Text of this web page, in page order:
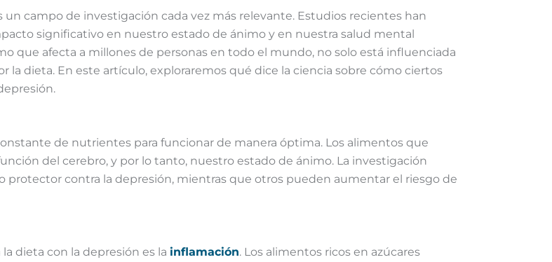
un campo de investigación cada vez más relevante. Estudios recientes han
significativo en nuestro estado de ánimo y en nuestra salud mental
que afecta a millones de personas en todo el mundo, no solo está influenciada
dieta. En este artículo, exploraremos qué dice la ciencia sobre cómo ciertos
de nutrientes para funcionar de manera óptima. Los alimentos que
del cerebro, y por lo tanto, nuestro estado de ánimo. La investigación
contra la depresión, mientras que otros pueden aumentar el riesgo de
dieta con la depresión es la inflamación. Los alimentos ricos en azúcares